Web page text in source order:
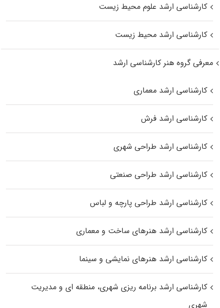
کارشناسی ارشد علوم محیط‌ زیست
کارشناسی ارشد محیط زیست
معرفی گروه هنر کارشناسی ارشد
کارشناسی ارشد معماری
کارشناسی ارشد فرش
کارشناسی ارشد طراحی شهری
کارشناسی ارشد طراحی صنعتی
کارشناسی ارشد طراحی پارچه و لباس
کارشناسی ارشد هنرهای ساخت و معماری
کارشناسی ارشد هنرهای نمایشی و سینما
کارشناسی ارشد برنامه ریزی شهری، منطقه‌ ای و مدیریت
شهری